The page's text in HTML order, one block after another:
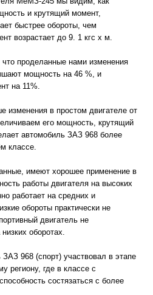
и крутящий момент,
быстрее обороты, чем
возрастает до 9. 1 кгс x м.
проделанные нами изменения
мощность на 46 %, и
на 11%.
изменения в простом двигателе от
его мощность, крутящий
автомобиль ЗАЗ 968 более
классе.
имеют хорошее применение в
работы двигателя на высоких
работает на средних и
обороты практически не
двигатель не
оборотах.
968 (спорт) участвовал в этапе
региону, где в классе с
состязаться с более